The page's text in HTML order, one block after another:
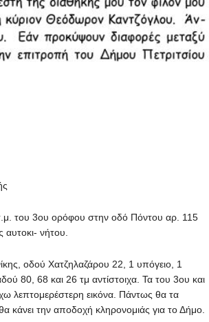
του 3ου ορόφου στην οδό Πόντου αρ. 115
νήτου.
οδού Χατζηλαζάρου 22, 1 υπόγειο, 1
80, 68 και 26 τμ αντίστοιχα. Τα του 3ου και
λεπτομερέστερη εικόνα. Πάντως θα τα
την αποδοχή κληρονομιάς για το Δήμο.